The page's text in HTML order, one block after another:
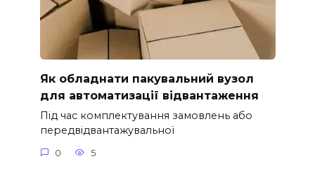
Як обладнати пакувальний вузол
для автоматизації відвантаження
Під час комплектування замовлень або
передвідвантажувальної
0 5